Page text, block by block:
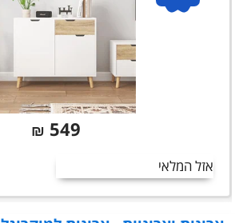
549
₪
אזל המלאי